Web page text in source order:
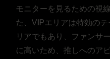
モニターを見るための視
た、VIPエリアは特効の
リアでもあり、ファンサ
に高いため、推しへのア